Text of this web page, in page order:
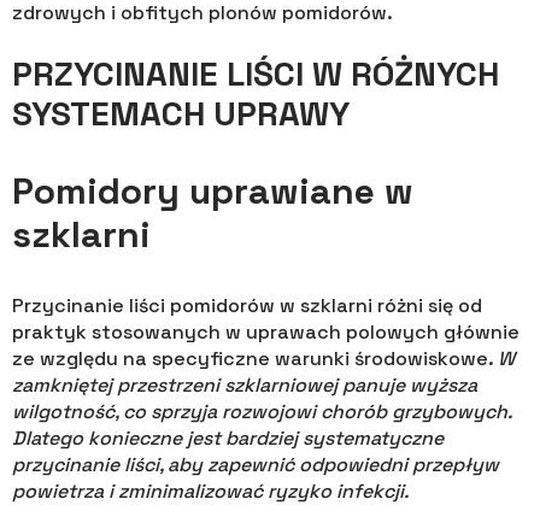
zdrowych i obfitych plonów pomidorów.
PRZYCINANIE LIŚCI W RÓŻNYCH
SYSTEMACH UPRAWY
Pomidory uprawiane w
szklarni
Przycinanie liści pomidorów w szklarni różni się od
praktyk stosowanych w uprawach polowych głównie
ze względu na specyficzne warunki środowiskowe. W
zamkniętej przestrzeni szklarniowej panuje wyższa
wilgotność, co sprzyja rozwojowi chorób grzybowych.
Dlatego konieczne jest bardziej systematyczne
przycinanie liści, aby zapewnić odpowiedni przepływ
powietrza i zminimalizować ryzyko infekcji.